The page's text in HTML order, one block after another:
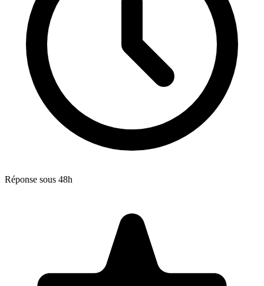
Réponse sous 48h